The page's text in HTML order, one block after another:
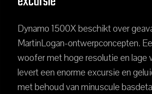
Dynamo 1500X beschikt over
MartinLogan-ontwerpconcepten.
woofer met hoge resolutie en lage
levert een enorme excursie en
met behoud van minuscule